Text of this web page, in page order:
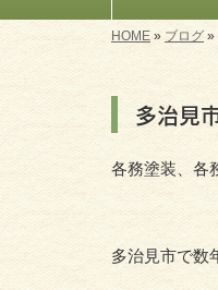
HOME » ブログ »
多治見
各務塗装、各
多治見市で数